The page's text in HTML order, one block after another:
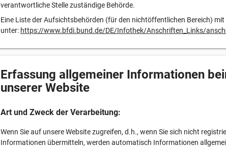
verantwortliche Stelle zuständige Behörde.
Eine Liste der Aufsichtsbehörden (für den nichtöffentlichen Bereich)
unter: https://www.bfdi.bund.de/DE/Infothek/Anschriften_Links/
Erfassung allgemeiner Informationen
unserer Website
Art und Zweck der Verarbeitung:
Wenn Sie auf unsere Website zugreifen, d.h., wenn Sie sich nicht
Informationen übermitteln, werden automatisch Informationen